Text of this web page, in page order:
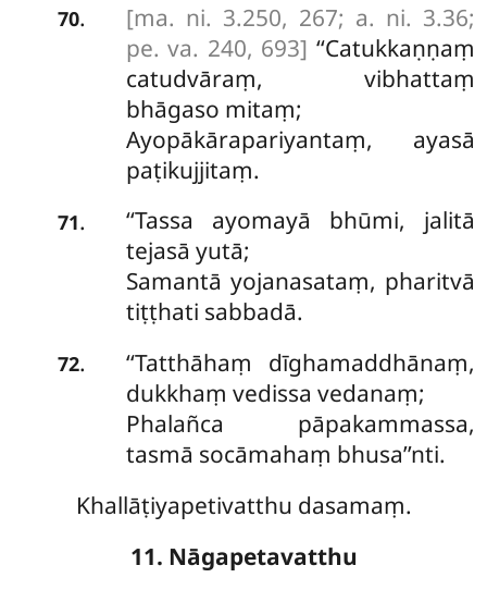
70.
[ma. ni. 3.250, 267; a. ni. 3.36;
pe. va. 240, 693] ‘‘Catukkaṇṇaṃ
catudvāraṃ, vibhattaṃ
bhāgaso mitaṃ;
Ayopākārapariyantaṃ, ayasā
paṭikujjitaṃ.
71. ‘‘Tassa ayomayā bhūmi, jalitā
tejasā yutā;
Samantā yojanasataṃ, pharitvā
tiṭṭhati sabbadā.
72.
‘‘Tatthāhaṃ dīghamaddhānaṃ,
dukkhaṃ vedissa vedanaṃ;
Phalañca pāpakammassa,
tasmā socāmahaṃ bhusa’’nti.
Khallāṭiyapetivatthu dasamaṃ.
11. Nāgapetavatthu